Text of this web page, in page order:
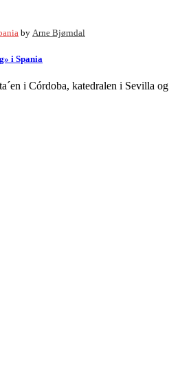
by Arne Bjørndal
i Spania
i Córdoba, katedralen i Sevilla og